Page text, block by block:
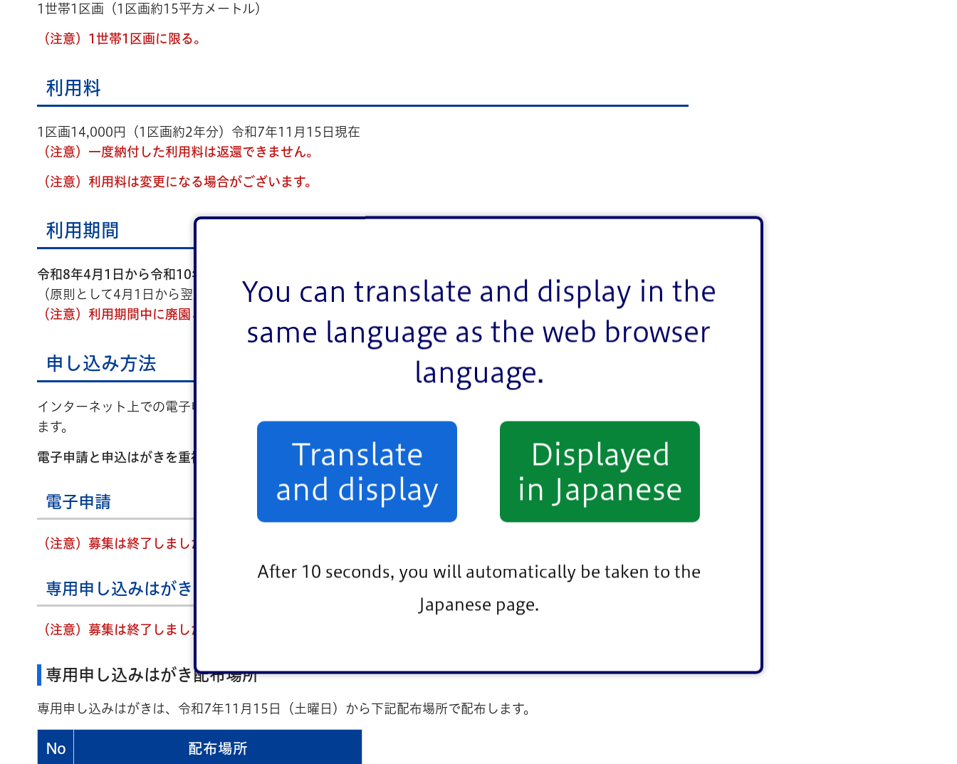
You can translate and display in the
same language as the web browser
language.
Translate
and display
Displayed
in Japanese
After 10 seconds, you will automatically be taken to the
Japanese page.
1世帯1区画（1区画約15平方メートル）
（注意）1世帯1区画に限る。
利用料
1区画14,000円（1区画約2年分）令和7年11月15日現在
（注意）一度納付した利用料は返還できません。
（注意）利用料は変更になる場合がございます。
利用期間
令和8年4月1日から令和10年2月29日まで
（原則として4月1日から翌々年の2月末までの1年11ヵ月です。）
（注意）利用期間中に廃園となる場合があります。この場合、代替区画はありませんのでご了承ください。
申し込み方法
インターネット上での電子申請、または、専用申し込みはがきによる郵送での申請のいずれかをお選びいただけ
ます。
電子申請と申込はがきを重複して申し込まれた場合は無効 となりますのでご注意ください。
電子申請
（注意）募集は終了しました。
専用申し込みはがき
（注意）募集は終了しました。
専用申し込みはがき配布場所
専用申し込みはがきは、令和7年11月15日（土曜日）から下記配布場所で配布します。
No 配布場所